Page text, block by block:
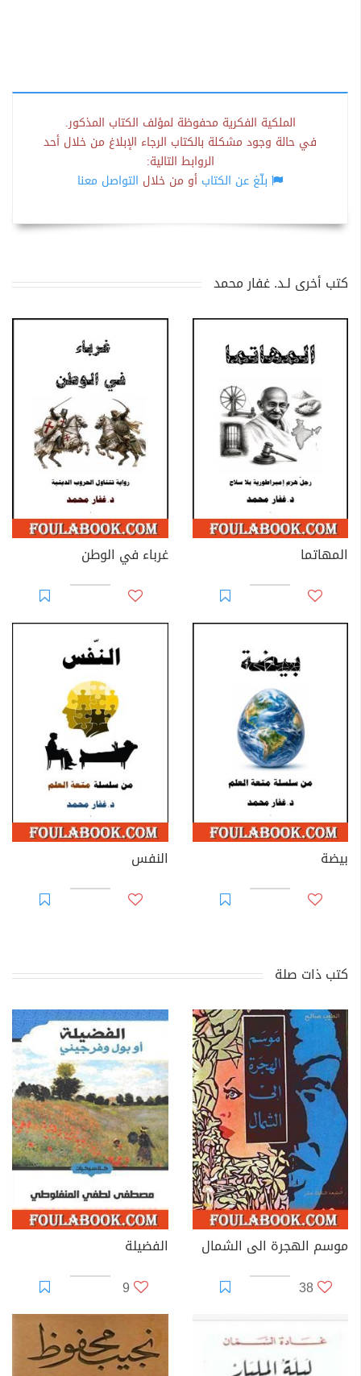
الملكية الفكرية محفوظة لمؤلف الكتاب المذكور.
في حالة وجود مشكلة بالكتاب الرجاء الإبلاغ من خلال أحد
الروابط التالية:
بلّغ عن الكتاب أو من خلال التواصل معنا
كتب أخرى لـد. غفار محمد
المهاتما غرباء في الوطن
بيضة النفس
كتب ذات صلة
موسم الهجرة الى الشمال
38
الفضيلة
9